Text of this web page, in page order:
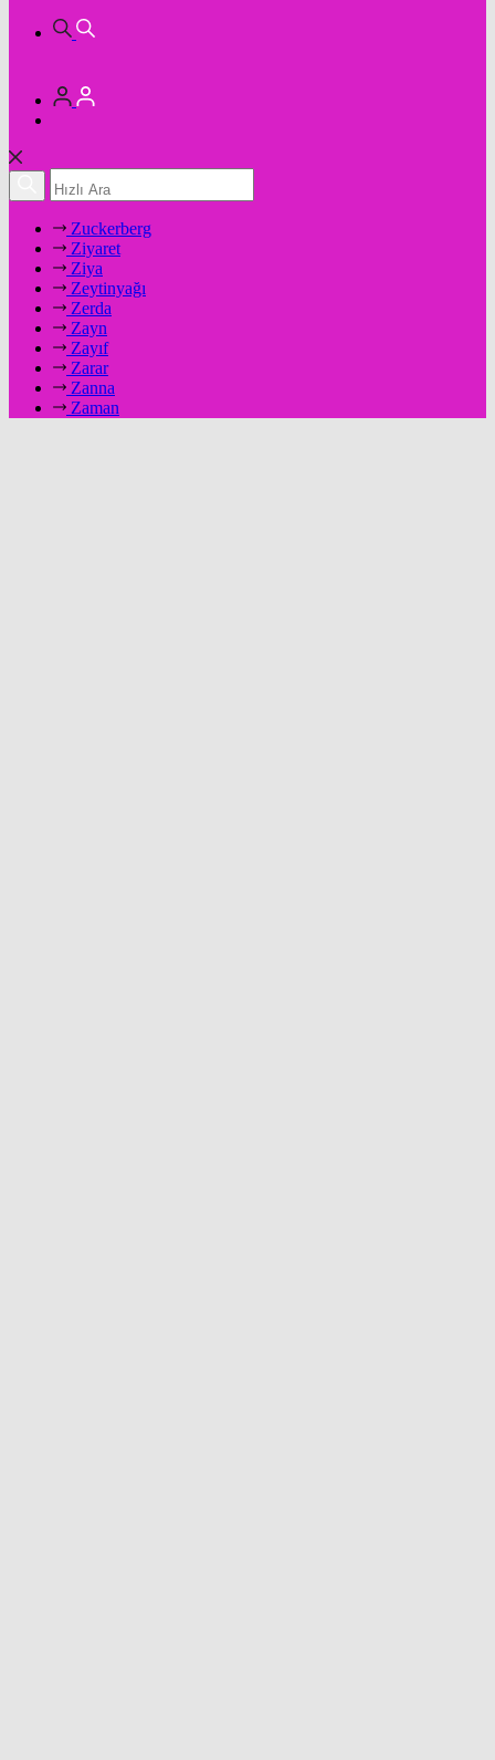
Zuckerberg
Ziyaret
Ziya
Zeytinyağı
Zerda
Zayn
Zayıf
Zarar
Zanna
Zaman